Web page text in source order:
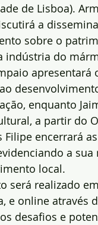
de Lisboa).
a
sobre o
indústria do
apresentará
enquanto
a partir do
Filipe encerrará
a
local.
será realizado
e online através
desafios e